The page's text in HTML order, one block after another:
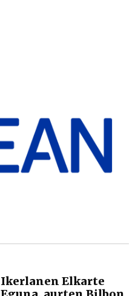
Ikerlanen Elkarte